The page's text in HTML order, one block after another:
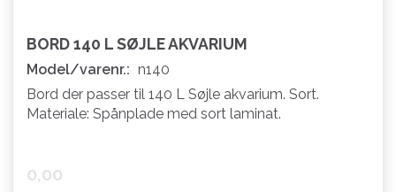
BORD 140 L SØJLE AKVARIUM
Model/varenr.: n140
Bord der passer til 140 L Søjle akvarium. Sort.
Materiale: Spånplade med sort laminat.
0,00